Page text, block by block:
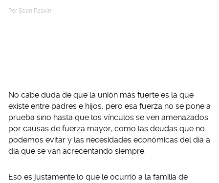
Por Sean Paskin
No cabe duda de que la unión más fuerte es la que
existe entre padres e hijos, pero esa fuerza no se pone a
prueba sino hasta que los vínculos se ven amenazados
por causas de fuerza mayor, como las deudas que no
podemos evitar y las necesidades económicas del día a
día que se van acrecentando siempre.
Eso es justamente lo que le ocurrió a la familia de